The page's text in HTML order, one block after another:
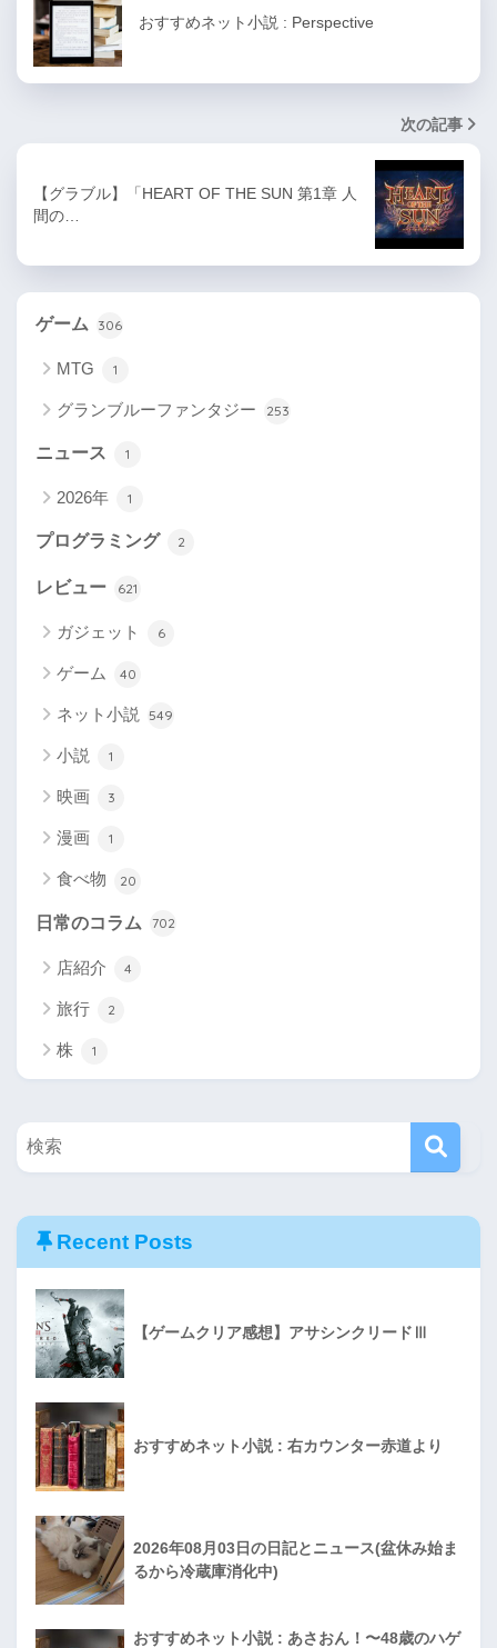
おすすめネット小説 : Perspective
次の記事
【グラブル】「HEART OF THE SUN 第1章 人
間の…
ゲーム 306
MTG 1
グランブルーファンタジー 253
ニュース 1
2026年 1
プログラミング 2
レビュー 621
ガジェット 6
ゲーム 40
ネット小説 549
小説 1
映画 3
漫画 1
食べ物 20
日常のコラム 702
店紹介 4
旅行 2
株 1
Recent Posts
【ゲームクリア感想】アサシンクリードⅢ
おすすめネット小説 : 右カウンター赤道より
2026年08月03日の日記とニュース(盆休み始ま
るから冷蔵庫消化中)
おすすめネット小説 : あさおん！〜48歳のハゲ